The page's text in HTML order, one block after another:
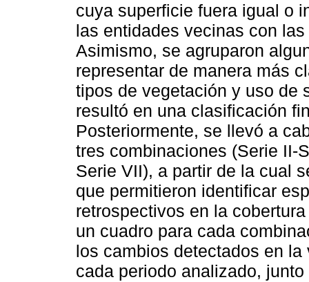
cuya superficie fuera igual o
las entidades vecinas con
Asimismo, se agruparon
representar de manera más
tipos de vegetación y uso de
resultó en una clasificación
Posteriormente, se llevó a
tres combinaciones (Serie II-
Serie VII), a partir de la cual
que permitieron identificar
retrospectivos en la
un cuadro para cada
los cambios detectados en
cada periodo analizado,